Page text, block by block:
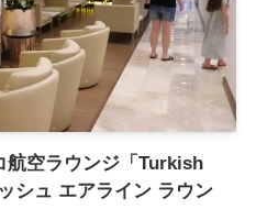
航空ラウンジ「Turkish
シュ エアライン ラウン